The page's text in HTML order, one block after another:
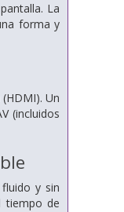
La
forma y
Un
(incluidos
y sin
tiempo de